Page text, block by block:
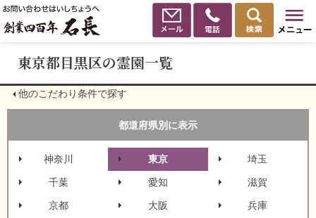
東京都目黒区の霊園一覧
他のこだわり条件で探す
都道府県別に表示
神奈川 東京 埼玉
千葉 愛知 滋賀
京都 大阪 兵庫